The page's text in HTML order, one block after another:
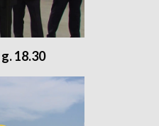
18.30